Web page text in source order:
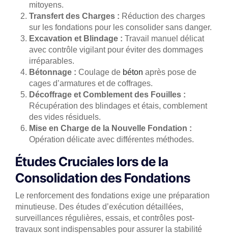
mitoyens.
Transfert des Charges : Réduction des charges
sur les fondations pour les consolider sans danger.
Excavation et Blindage : Travail manuel délicat
avec contrôle vigilant pour éviter des dommages
irréparables.
Bétonnage : Coulage de béton après pose de
cages d’armatures et de coffrages.
Décoffrage et Comblement des Fouilles :
Récupération des blindages et étais, comblement
des vides résiduels.
Mise en Charge de la Nouvelle Fondation :
Opération délicate avec différentes méthodes.
Études Cruciales lors de la
Consolidation des Fondations
Le renforcement des fondations exige une préparation
minutieuse. Des études d’exécution détaillées,
surveillances régulières, essais, et contrôles post-
travaux sont indispensables pour assurer la stabilité